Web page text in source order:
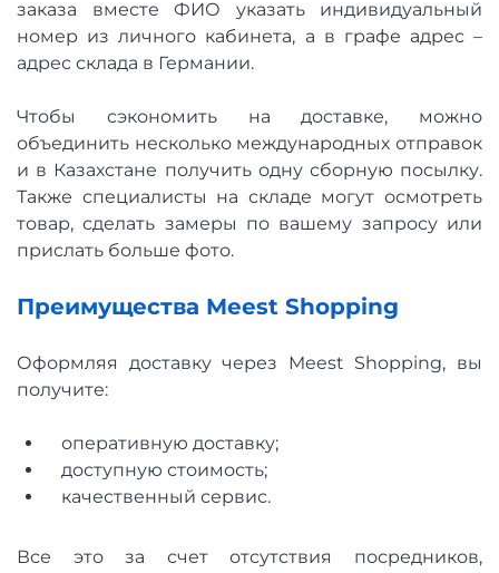
заказа вместе ФИО указать индивидуальный
номер из личного кабинета, а в графе адрес –
адрес склада в Германии.
Чтобы сэкономить на доставке, можно
объединить несколько международных отправок
и в Казахстане получить одну сборную посылку.
Также специалисты на складе могут осмотреть
товар, сделать замеры по вашему запросу или
прислать больше фото.
Преимущества Meest Shopping
Оформляя доставку через Meest Shopping, вы
получите:
оперативную доставку;
доступную стоимость;
качественный сервис.
Все это за счет отсутствия посредников,